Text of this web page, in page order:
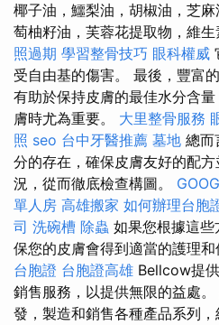
椰子油，鱷梨油，胡椒油，芝
萄柚籽油，芙蓉花提取物，維
照過期 學習整骨技巧 眼科權威
受自由基的傷害。 最後，豐富
有助於保持皮膚的最佳水分含
膚時尤為重要。 大里整骨服務
照 seo 台中牙醫推薦 墓地 總而
分的存在，確保皮膚友好的配
況，從而徹底檢查構圖。
單人房 高雄搬家 如何辦理台胞
司 洗碗槽 除蟲 如果您根據這
保您的皮膚會得到適當的護理
台胞證 台胞證高雄 Bellcow提
銷售服務，以提供無限的益處。
發，製造和銷售各種產品系列